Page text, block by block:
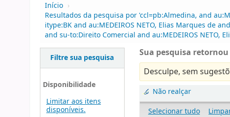
Início ›
Resultados da pesquisa por 'ccl=pb:Almedina, and
itype:BK and au:MEDEIROS NETO, Elias Marques de
and su-to:Direito Comercial and au:MEDEIROS NETO,
Filtre sua pesquisa
Disponibilidade
Limitar aos itens
disponíveis.
Sua pesquisa
Desculpe, sem
Não realçar
Selecionar tudo